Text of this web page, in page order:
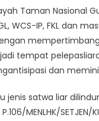
Taman Nasional
WCS-IP, FKL dan
tempat
dan
satwa liar
MENLHK/SETJEN/